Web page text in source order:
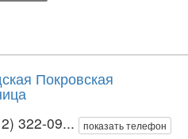
Покровская
322-09... показать телефон